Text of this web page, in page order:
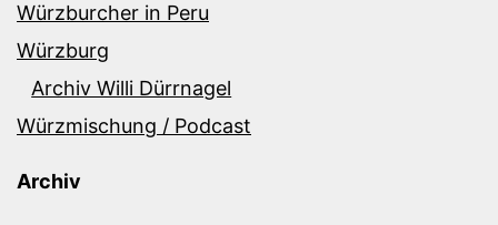
Würzburcher in Peru
Würzburg
Archiv Willi Dürrnagel
Würzmischung / Podcast
Archiv